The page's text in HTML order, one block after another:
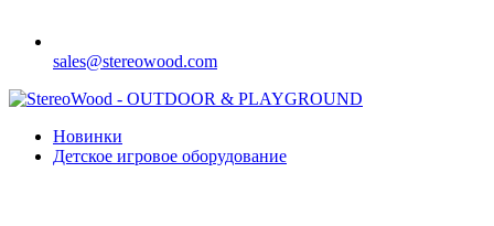
sales@stereowood.com
Новинки
Детское игровое оборудование